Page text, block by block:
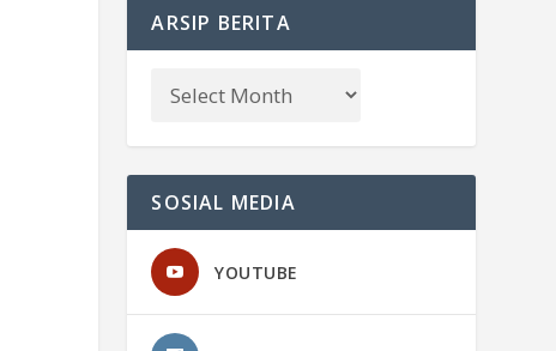
ARSIP BERITA
SOSIAL MEDIA
YOUTUBE